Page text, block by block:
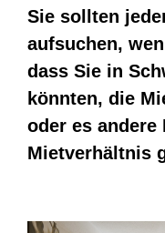
Sie sollten
aufsuchen,
dass Sie in
könnten, die
oder es andere
Mietverhältnis